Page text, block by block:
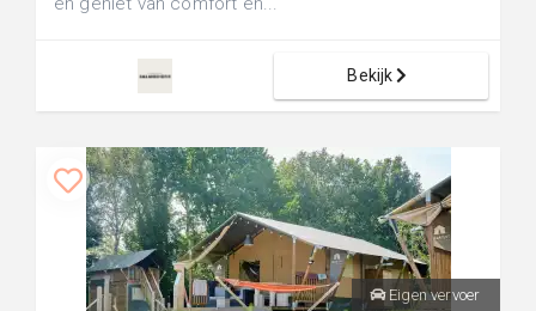
Bekijk
Eigen vervoer